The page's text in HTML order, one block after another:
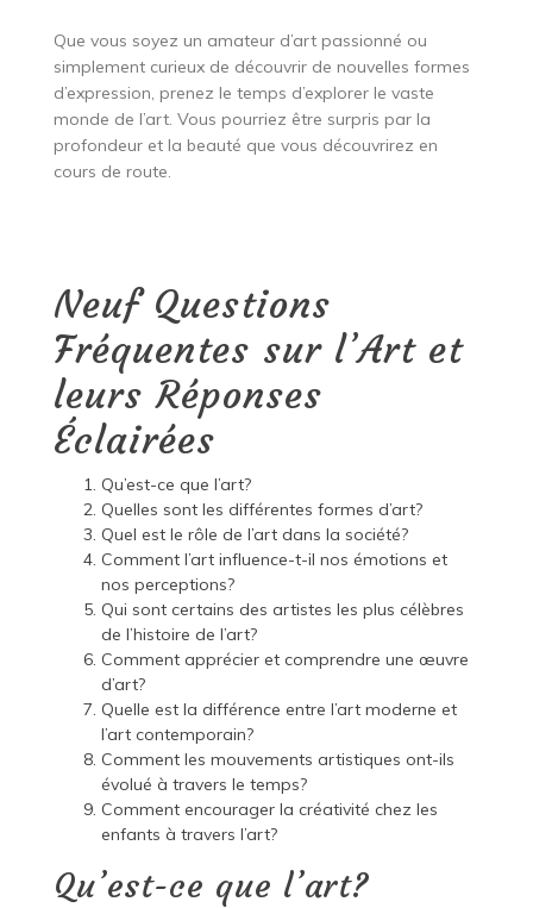
Que vous soyez un amateur d’art passionné ou
simplement curieux de découvrir de nouvelles formes
d’expression, prenez le temps d’explorer le vaste
monde de l’art. Vous pourriez être surpris par la
profondeur et la beauté que vous découvrirez en
cours de route.
Neuf Questions
Fréquentes sur l’Art et
leurs Réponses
Éclairées
Qu’est-ce que l’art?
Quelles sont les différentes formes d’art?
Quel est le rôle de l’art dans la société?
Comment l’art influence-t-il nos émotions et
nos perceptions?
Qui sont certains des artistes les plus célèbres
de l’histoire de l’art?
Comment apprécier et comprendre une œuvre
d’art?
Quelle est la différence entre l’art moderne et
l’art contemporain?
Comment les mouvements artistiques ont-ils
évolué à travers le temps?
Comment encourager la créativité chez les
enfants à travers l’art?
Qu’est-ce que l’art?